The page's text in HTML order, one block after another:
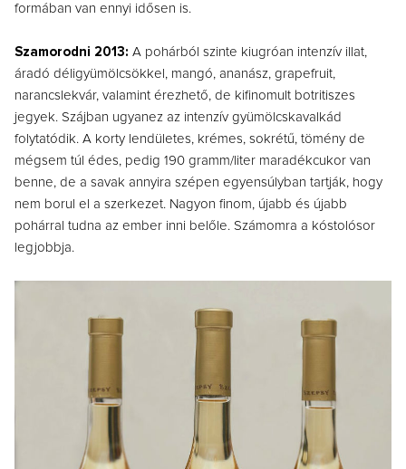
formában van ennyi idősen is.
Szamorodni 2013: A pohárból szinte kiugróan intenzív illat,
áradó déligyümölcsökkel, mangó, ananász, grapefruit,
narancslekvár, valamint érezhető, de kifinomult botritiszes
jegyek. Szájban ugyanez az intenzív gyümölcskavalkád
folytatódik. A korty lendületes, krémes, sokrétű, tömény de
mégsem túl édes, pedig 190 gramm/liter maradékcukor van
benne, de a savak annyira szépen egyensúlyban tartják, hogy
nem borul el a szerkezet. Nagyon finom, újabb és újabb
pohárral tudna az ember inni belőle. Számomra a kóstolósor
legjobbja.